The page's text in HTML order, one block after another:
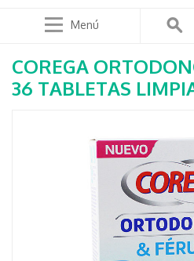
Menú
COREGA
36 TABLETAS